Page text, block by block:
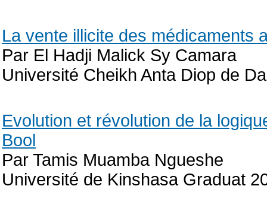
La vente illicite des médicaments
Par El Hadji Malick Sy Camara
Université Cheikh Anta Diop de
Evolution et révolution de la
Bool
Par Tamis Muamba Ngueshe
Université de Kinshasa Graduat